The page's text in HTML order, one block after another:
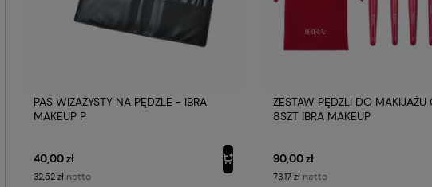
PAS WIZAŻYSTY NA PĘDZLE - IBRA
MAKEUP P
40,00 zł
32,52 zł netto
ZESTAW PĘDZLI DO MAKIJAŻU
8SZT IBRA MAKEUP
90,00 zł
73,17 zł netto